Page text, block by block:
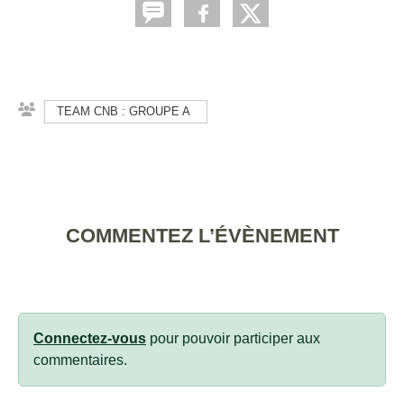
TEAM CNB : GROUPE A
COMMENTEZ L’ÉVÈNEMENT
Connectez-vous pour pouvoir participer aux
commentaires.